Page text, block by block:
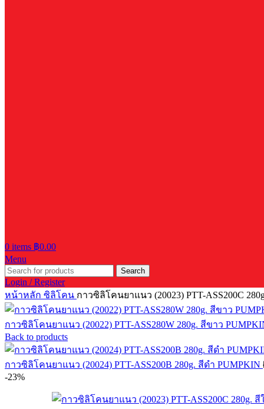
0 items ฿0.00
Menu
Search
Login / Register
หน้าหลัก ซิลิโคน กาวซิลิโคนยาแนว (20023) PTT-ASS200C
กาวซิลิโคนยาแนว (20022) PTT-ASS280W 280g. สีขาว
Back to products
กาวซิลิโคนยาแนว (20024) PTT-ASS200B 280g. สีดำ PUMPKIN
-23%